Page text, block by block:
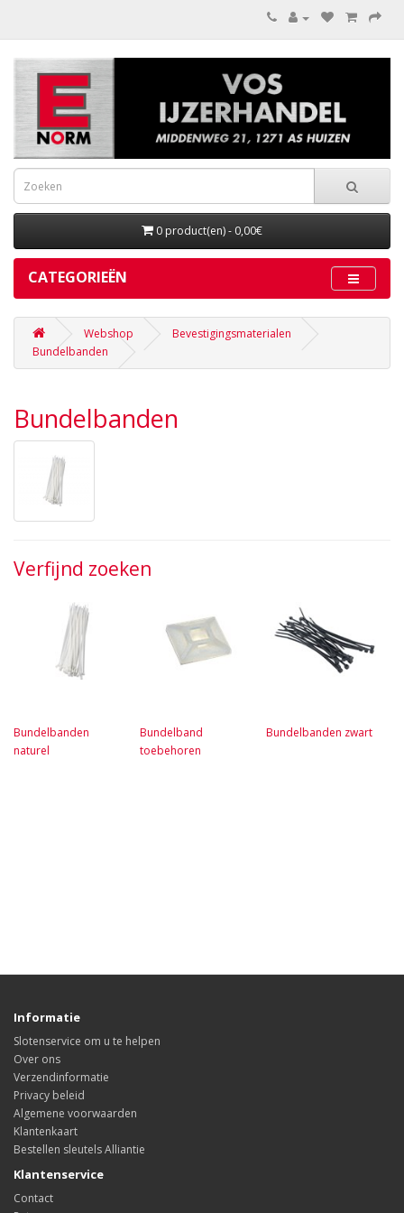
0 product(en) - 0,00€
CATEGORIEËN
Webshop
Bevestigingsmaterialen
Bundelbanden
Bundelbanden
Verfijnd zoeken
Bundelbanden
naturel
Bundelband
toebehoren
Bundelbanden zwart
Informatie
Slotenservice om u te helpen
Over ons
Verzendinformatie
Privacy beleid
Algemene voorwaarden
Klantenkaart
Bestellen sleutels Alliantie
Klantenservice
Contact